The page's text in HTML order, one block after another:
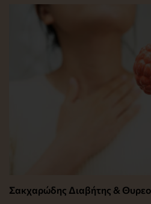
Σακχαρώδης Διαβήτης &